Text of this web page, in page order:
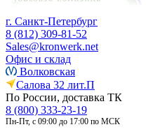
г. Санкт-Петербург
8 (812) 309-81-52
Sales@kronwerk.net
Офис и склад
Волковская
Салова 32 лит.П
По России, доставка ТК
8 (800) 333-23-19
Пн-Пт, с 09:00 до 17:00 по МСК